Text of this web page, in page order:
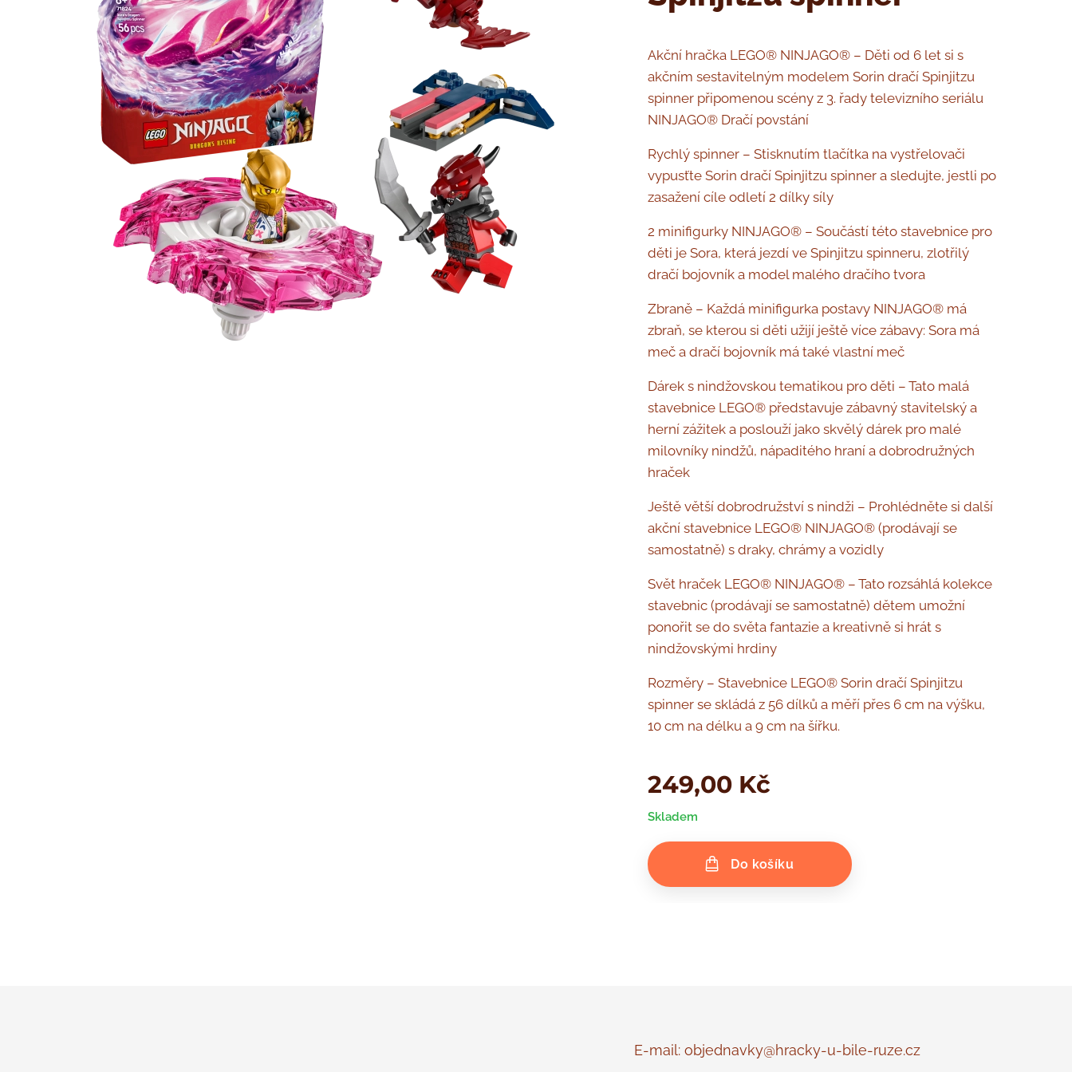
Akční hračka LEGO® NINJAGO® – Děti od 6 let si s
akčním sestavitelným modelem Sorin dračí Spinjitzu
spinner připomenou scény z 3. řady televizního seriálu
NINJAGO® Dračí povstání
Rychlý spinner – Stisknutím tlačítka na vystřelovači
vypusťte Sorin dračí Spinjitzu spinner a sledujte, jestli po
zasažení cíle odletí 2 dílky síly
2 minifigurky NINJAGO® – Součástí této stavebnice pro
děti je Sora, která jezdí ve Spinjitzu spinneru, zlotřilý
dračí bojovník a model malého dračího tvora
Zbraně – Každá minifigurka postavy NINJAGO® má
zbraň, se kterou si děti užijí ještě více zábavy: Sora má
meč a dračí bojovník má také vlastní meč
Dárek s nindžovskou tematikou pro děti – Tato malá
stavebnice LEGO® představuje zábavný stavitelský a
herní zážitek a poslouží jako skvělý dárek pro malé
milovníky nindžů, nápaditého hraní a dobrodružných
hra­ček
Ještě větší dobrodružství s nindži – Prohlédněte si další
akční stavebnice LEGO® NINJAGO® (prodávají se
samostatně) s draky, chrámy a vozidly
Svět hraček LEGO® NINJAGO® – Tato rozsáhlá kolekce
stavebnic (prodávají se samostatně) dětem umožní
ponořit se do světa fantazie a kreativně si hrát s
nindžovskými hrdi­ny
Rozměry – Stavebnice LEGO® Sorin dračí Spinjitzu
spinner se skládá z 56 dílků a měří přes 6 cm na výšku,
10 cm na délku a 9 cm na šířku.
249,00 Kč
Skladem
Do košíku
E-mail: objednavky@hracky-u-bile-ruze.cz